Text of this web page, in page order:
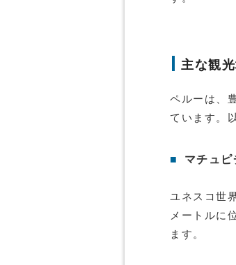
主な観
ペルーは、
ています。
■ マチュピ
ユネスコ世
メートルに
ます。